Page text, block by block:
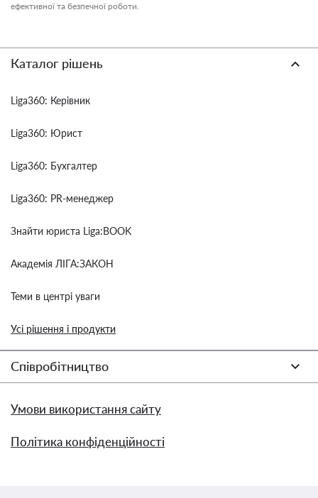
ефективної та безпечної роботи.
Каталог рішень
Liga360: Керівник
Liga360: Юрист
Liga360: Бухгалтер
Liga360: PR-менеджер
Знайти юриста Liga:BOOK
Академія ЛІГА:ЗАКОН
Теми в центрі уваги
Усі рішення і продукти
Співробітництво
Умови використання сайту
Політика конфіденційності